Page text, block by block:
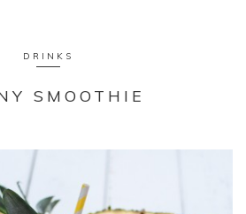
DRINKS
SMOOTHIE